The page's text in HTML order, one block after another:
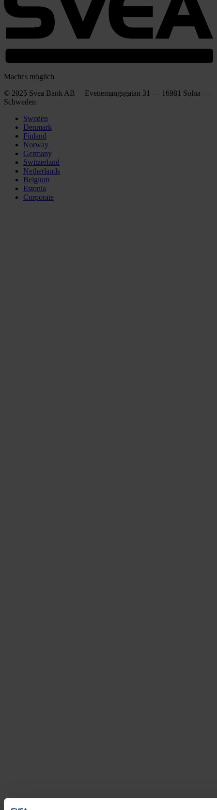
Macht's möglich
© 2025 Svea Bank AB Evenemangsgatan 31 — 16981 Solna —
Schweden
Sweden
Denmark
Finland
Norway
Germany
Switzerland
Netherlands
Belgium
Estonia
Corporate